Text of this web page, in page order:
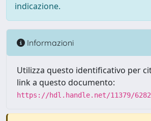
indicazione.
Informazioni
Utilizza questo identificativo per
link a questo documento:
https://hdl.handle.net/11379/